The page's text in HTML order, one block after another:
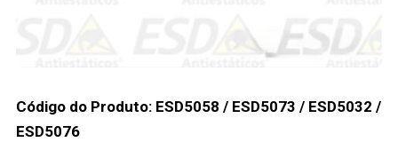
Código do Produto: ESD5058 / ESD5073 / ESD5032 /
ESD5076